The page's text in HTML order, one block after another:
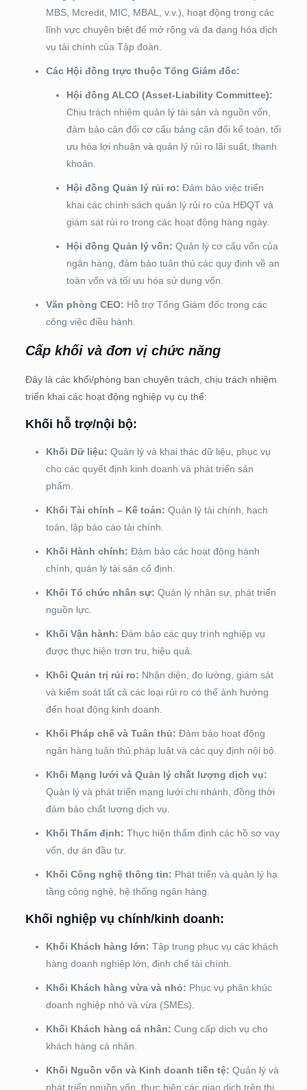
MBS, Mcredit, MIC, MBAL, v.v.), hoạt động trong các
lĩnh vực chuyên biệt để mở rộng và đa dạng hóa dịch
vụ tài chính của Tập đoàn.
Các Hội đồng trực thuộc Tổng Giám đốc:
Hội đồng ALCO (Asset-Liability Committee):
Chịu trách nhiệm quản lý tài sản và nguồn vốn,
đảm bảo cân đối cơ cấu bảng cân đối kế toán, tối
ưu hóa lợi nhuận và quản lý rủi ro lãi suất, thanh
khoản.
Hội đồng Quản lý rủi ro: Đảm bảo việc triển
khai các chính sách quản lý rủi ro của HĐQT và
giám sát rủi ro trong các hoạt động hàng ngày.
Hội đồng Quản lý vốn: Quản lý cơ cấu vốn của
ngân hàng, đảm bảo tuân thủ các quy định về an
toàn vốn và tối ưu hóa sử dụng vốn.
Văn phòng CEO: Hỗ trợ Tổng Giám đốc trong các
công việc điều hành.
Cấp khối và đơn vị chức năng
Đây là các khối/phòng ban chuyên trách, chịu trách nhiệm
triển khai các hoạt động nghiệp vụ cụ thể:
Khối hỗ trợ/nội bộ:
Khối Dữ liệu: Quản lý và khai thác dữ liệu, phục vụ
cho các quyết định kinh doanh và phát triển sản
phẩm.
Khối Tài chính – Kế toán: Quản lý tài chính, hạch
toán, lập báo cáo tài chính.
Khối Hành chính: Đảm bảo các hoạt động hành
chính, quản lý tài sản cố định.
Khối Tổ chức nhân sự: Quản lý nhân sự, phát triển
nguồn lực.
Khối Vận hành: Đảm bảo các quy trình nghiệp vụ
được thực hiện trơn tru, hiệu quả.
Khối Quản trị rủi ro: Nhận diện, đo lường, giám sát
và kiểm soát tất cả các loại rủi ro có thể ảnh hưởng
đến hoạt động kinh doanh.
Khối Pháp chế và Tuân thủ: Đảm bảo hoạt động
ngân hàng tuân thủ pháp luật và các quy định nội bộ.
Khối Mạng lưới và Quản lý chất lượng dịch vụ:
Quản lý và phát triển mạng lưới chi nhánh, đồng thời
đảm bảo chất lượng dịch vụ.
Khối Thẩm định: Thực hiện thẩm định các hồ sơ vay
vốn, dự án đầu tư.
Khối Công nghệ thông tin: Phát triển và quản lý hạ
tầng công nghệ, hệ thống ngân hàng.
Khối nghiệp vụ chính/kinh doanh:
Khối Khách hàng lớn: Tập trung phục vụ các khách
hàng doanh nghiệp lớn, định chế tài chính.
Khối Khách hàng vừa và nhỏ: Phục vụ phân khúc
doanh nghiệp nhỏ và vừa (SMEs).
Khối Khách hàng cá nhân: Cung cấp dịch vụ cho
khách hàng cá nhân.
Khối Nguồn vốn và Kinh doanh tiền tệ: Quản lý và
phát triển nguồn vốn, thực hiện các giao dịch trên thị